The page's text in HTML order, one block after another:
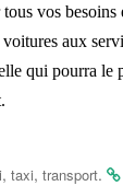
vos besoins
aux
qui pourra le
, taxi, transport.